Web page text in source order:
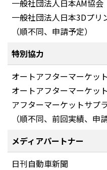
一般社団法人日本AM協会
一般社団法人日本3Dプリ
（順不同、申請予定）
特別協力
オートアフターマーケッ
オートアフターマーケッ
アフターマーケットサプ
（順不同、前回実績、申
メディアパートナー
日刊自動車新聞